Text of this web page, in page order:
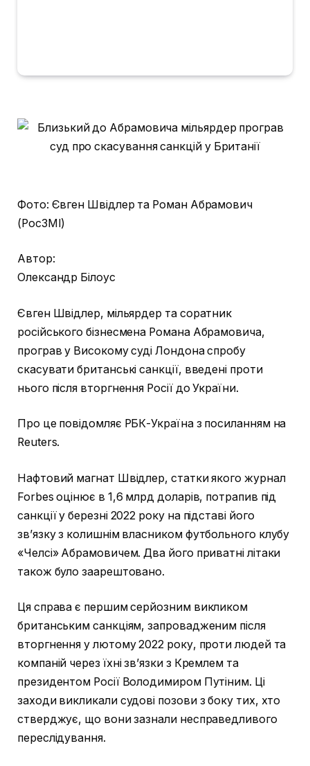
Фото: Євген Швідлер та Роман Абрамович
(РосЗМІ)
Автор:
Олександр Білоус
Євген Швідлер, мільярдер та соратник
російського бізнесмена Романа Абрамовича,
програв у Високому суді Лондона спробу
скасувати британські санкції, введені проти
нього після вторгнення Росії до України.
Про це повідомляє РБК-Україна з посиланням на
Reuters.
Нафтовий магнат Швідлер, статки якого журнал
Forbes оцінює в 1,6 млрд доларів, потрапив під
санкції у березні 2022 року на підставі його
зв’язку з колишнім власником футбольного клубу
«Челсі» Абрамовичем. Два його приватні літаки
також було заарештовано.
Ця справа є першим серйозним викликом
британським санкціям, запровадженим після
вторгнення у лютому 2022 року, проти людей та
компаній через їхні зв’язки з Кремлем та
президентом Росії Володимиром Путіним. Ці
заходи викликали судові позови з боку тих, хто
стверджує, що вони зазнали несправедливого
переслідування.